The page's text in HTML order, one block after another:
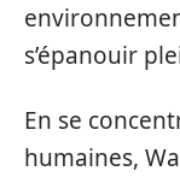
s’épanouir
En se
humaines,